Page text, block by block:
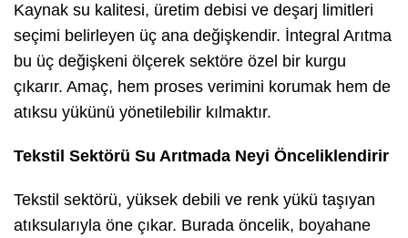
Kaynak su kalitesi, üretim debisi ve deşarj limitleri
seçimi belirleyen üç ana değişkendir. İntegral Arıtma
bu üç değişkeni ölçerek sektöre özel bir kurgu
çıkarır. Amaç, hem proses verimini korumak hem de
atıksu yükünü yönetilebilir kılmaktır.
Tekstil Sektörü Su Arıtmada Neyi Önceliklendirir
Tekstil sektörü, yüksek debili ve renk yükü taşıyan
atıksularıyla öne çıkar. Burada öncelik, boyahane